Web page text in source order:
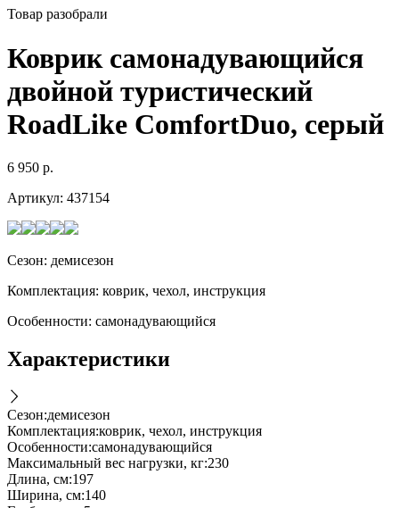
Товар разобрали
Коврик самонадувающийся
двойной туристический
RoadLike ComfortDuo, серый
6 950 р.
Артикул: 437154
Сезон: демисезон
Комплектация: коврик, чехол, инструкция
Особенности: самонадувающийся
Характеристики
Сезон:демисезон
Комплектация:коврик, чехол, инструкция
Особенности:самонадувающийся
Максимальный вес нагрузки, кг:230
Длина, см:197
Ширина, см:140